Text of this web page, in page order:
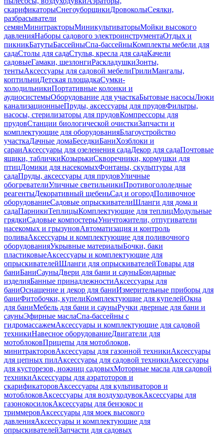
скарификаторыСнегоуборщикиДровоколыСеялки,
разбрасыватели
семянМинитракторыМиникультиваторыМойки высокого
давленияНаборы садового электроинструментаОтдых и
пикникБатутыБассейныСпа-бассейныКомплекты мебели для
садаСтолы для садаСтулья, кресла для садаКачели
садовыеГамаки, шезлонгиРаскладушкиЗонты,
тентыАксессуары для садовой мебелиГрилиМангалы,
коптильниДетская площадкаСумки-
холодильникиПортативные колонки и
аудиосистемыОборудование для участкаБытовые насосыЛюки
канализационныеПруды, аксессуары для прудовФильтры,
насосы, стерилизаторы для прудовКомпрессоры для
прудовСтанции биологической очисткиЗапчасти и
комплектующие для оборудованияБлагоустройство
участкаДачные домаБеседкиБаниХозблоки и
сараиАксессуары для озеленения садаДекор для садаПочтовые
ящики, табличкиКозырькиСкворечники, кормушки для
птицДомики для насекомыхФонтаны, скульптуры для
садаПруды, аксессуары для прудовУличные
обогревателиУличные светильникиПротивогололедные
реагентыДекоративный щебеньСад и огородПоливочное
оборудованиеСадовые опрыскивателиШланги для дома и
садаПарникиТеплицыКомплектующие для теплицМодульные
грядкиСадовые компостерыУничтожители, отпугиватели
насекомых и грызуновАвтоматизация и контроль
поливаАксессуары и комплектующие для поливочного
оборудованияУкрывные материалыБочки, баки
пластиковыеАксессуары и комплектующие для
опрыскивателейШланги для опрыскивателейТовары для
баниБаниСауныДвери для бани и сауныБондарные
изделияБанные принадлежностиАксессуары для
баниОснащение и декор для баниИзмерительные приборы для
баниФитобочки, купелиКомплектующие для купелейОкна
для баниМебель для бани и сауныРучки дверные для бани и
сауныЭфирные маслаСпа-бассейны с
гидромассажемАксессуары и комплектующие для садовой
техникиНавесное оборудованиеДвигатели для
мотоблоковПрицепы для мотоблоков,
минитракторовАксессуары для газонной техникиАксессуары
для цепных пилАксессуары для садовой техникиАксессуары
для кусторезов, ножниц садовыхМоторные масла для садовой
техникиАксессуары для аэратоторов и
скарификаторовАксессуары для культиваторов и
мотоблоковАксессуары для воздуходувокАксессуары для
газонокосилокАксессуары для бензокос и
триммеровАксессуары для моек высокого
давленияАксессуары и комплектующие для
опрыскивателейЗапчасти для садовых